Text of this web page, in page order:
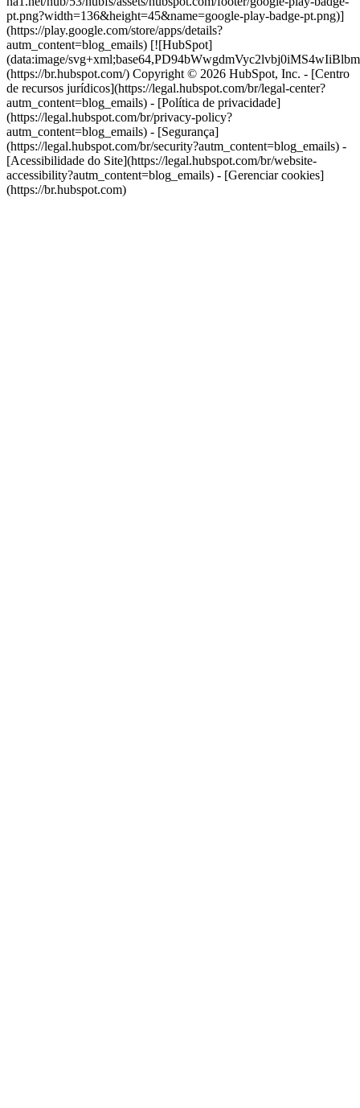
pt.png?width=136&height=45&name=google-play-badge-pt.png)]
(https://play.google.com/store/apps/details?
autm_content=blog_emails) [![HubSpot]
(data:image/
(https://br.hubspot.com/) Copyright © 2026 HubSpot, Inc. - [Centro
de recursos jurídicos](https://legal.hubspot.com/br/legal-center?
autm_content=blog_emails) - [Política de privacidade]
(https://legal.hubspot.com/br/privacy-policy?
autm_content=blog_emails) - [Segurança]
(https://legal.hubspot.com/br/security?autm_content=blog_emails) -
[Acessibilidade do Site](https://legal.hubspot.com/br/website-
accessibility?autm_content=blog_emails) - [Gerenciar cookies]
(https://br.hubspot.com)